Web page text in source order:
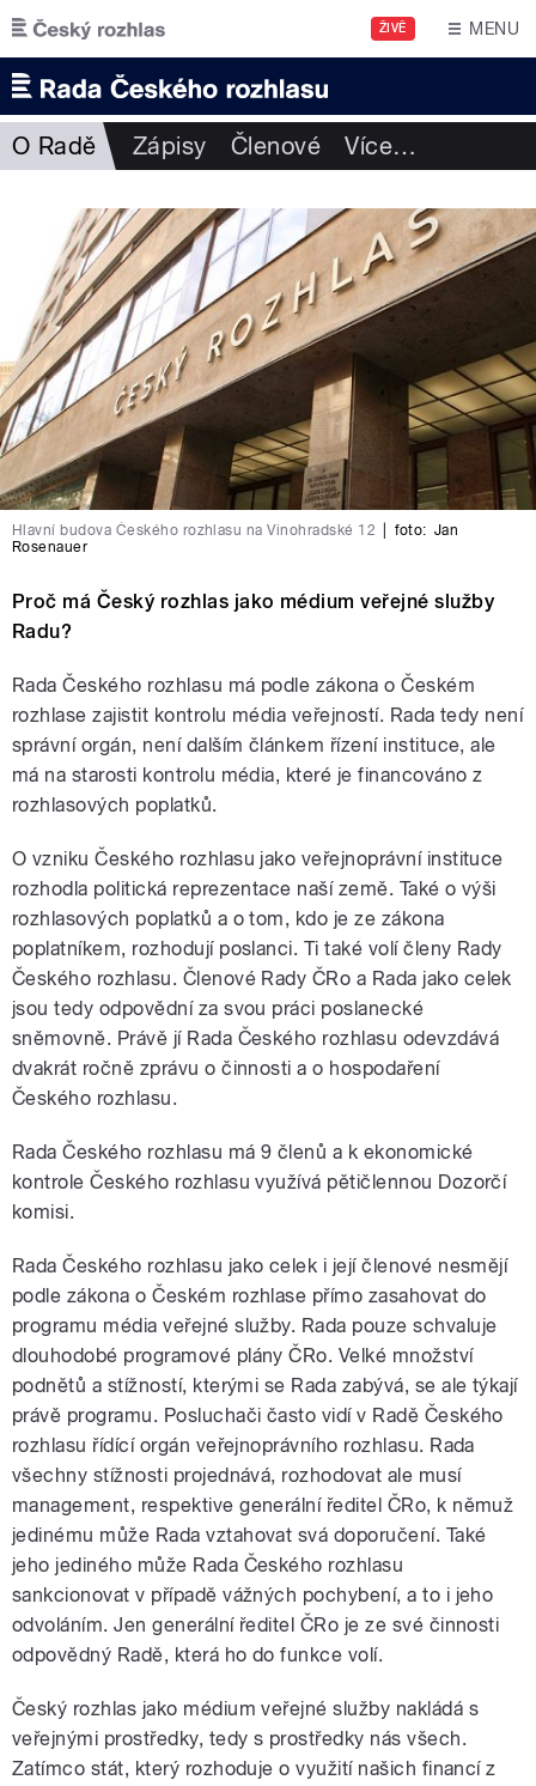
Přejít k hlavnímu obsahu
ŽIVĚ MENU
O Radě Zápisy Členové Více…
Hlavní budova Českého rozhlasu na Vinohradské 12 foto: Jan
Rosenauer
Proč má Český rozhlas jako médium veřejné služby
Radu?
Rada Českého rozhlasu má podle zákona o Českém
rozhlase zajistit kontrolu média veřejností. Rada tedy není
správní orgán, není dalším článkem řízení instituce, ale
má na starosti kontrolu média, které je financováno z
rozhlasových poplatků.
O vzniku Českého rozhlasu jako veřejnoprávní instituce
rozhodla politická reprezentace naší země. Také o výši
rozhlasových poplatků a o tom, kdo je ze zákona
poplatníkem, rozhodují poslanci. Ti také volí členy Rady
Českého rozhlasu. Členové Rady ČRo a Rada jako celek
jsou tedy odpovědní za svou práci poslanecké
sněmovně. Právě jí Rada Českého rozhlasu odevzdává
dvakrát ročně zprávu o činnosti a o hospodaření
Českého rozhlasu.
Rada Českého rozhlasu má 9 členů a k ekonomické
kontrole Českého rozhlasu využívá pětičlennou Dozorčí
komisi.
Rada Českého rozhlasu jako celek i její členové nesmějí
podle zákona o Českém rozhlase přímo zasahovat do
programu média veřejné služby. Rada pouze schvaluje
dlouhodobé programové plány ČRo. Velké množství
podnětů a stížností, kterými se Rada zabývá, se ale týkají
právě programu. Posluchači často vidí v Radě Českého
rozhlasu řídící orgán veřejnoprávního rozhlasu. Rada
všechny stížnosti projednává, rozhodovat ale musí
management, respektive generální ředitel ČRo, k němuž
jedinému může Rada vztahovat svá doporučení. Také
jeho jediného může Rada Českého rozhlasu
sankcionovat v případě vážných pochybení, a to i jeho
odvoláním. Jen generální ředitel ČRo je ze své činnosti
odpovědný Radě, která ho do funkce volí.
Český rozhlas jako médium veřejné služby nakládá s
veřejnými prostředky, tedy s prostředky nás všech.
Zatímco stát, který rozhoduje o využití našich financí z